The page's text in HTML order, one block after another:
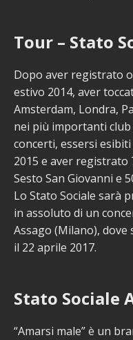
Tour – Stato
Dopo aver registrato
estivo 2014, aver
Amsterdam, Londra,
nei più importanti
concerti, essersi
2015 e aver registrato
Sesto San Giovanni e
Lo Stato Sociale sarà
in assoluto di un
Assago (Milano),
il 22 aprile 2017.
Stato Sociale
“Amarsi male” è un